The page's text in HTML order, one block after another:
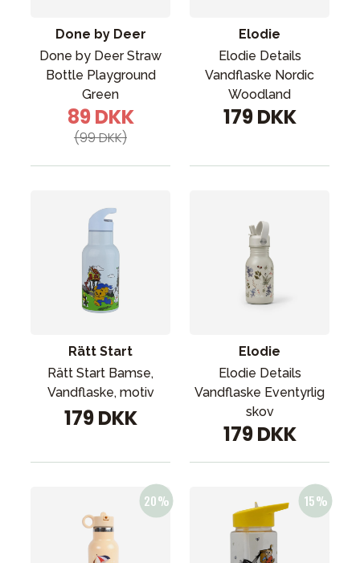
Done by Deer
Done by Deer Straw
Bottle Playground
Green
89 DKK
(99 DKK)
Elodie
Elodie Details
Vandflaske Nordic
Woodland
179 DKK
Rätt Start
Rätt Start Bamse,
Vandflaske, motiv
179 DKK
Elodie
Elodie Details
Vandflaske Eventyrlig
skov
179 DKK